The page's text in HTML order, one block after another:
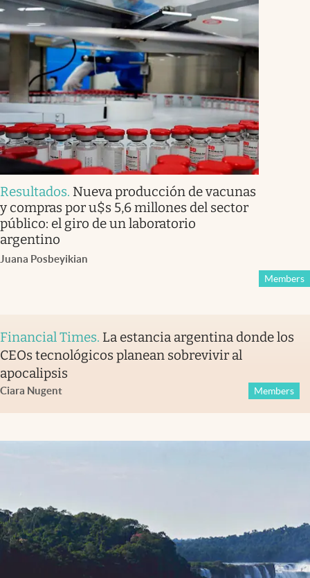
Resultados. Nueva producción de vacunas
y compras por u$s 5,6 millones del sector
público: el giro de un laboratorio
argentino
Juana Posbeyikian
Members
Financial Times. La estancia argentina donde los
CEOs tecnológicos planean sobrevivir al
apocalipsis
Ciara Nugent Members